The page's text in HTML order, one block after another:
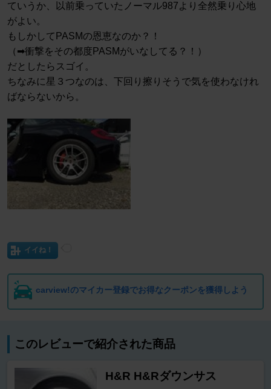
ていうか、以前乗っていたノーマル987より全然乗り心地
がよい。
もしかしてPASMの恩恵なのか？！
（➡︎衝撃をその都度PASMがいなしてる？！）
だとしたらスゴイ。
ちなみに星３つなのは、下回り擦りそうで気を使わなけれ
ばならないから。
イイね！
carview!のマイカー登録でお得なクーポンを獲得しよう
このレビューで紹介された商品
H&R H&Rダウンサス